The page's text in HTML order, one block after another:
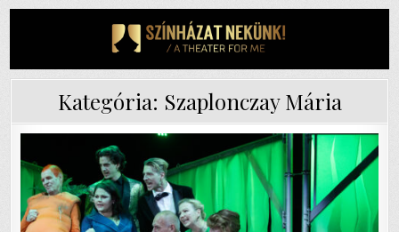
Kategória: Szaplonczay Mária